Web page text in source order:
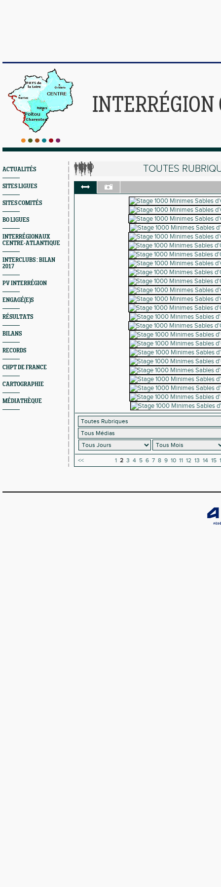
ACTUALITÉS
SITES LIGUES
SITES COMITÉS
BO LIGUES
INTERRÉGIONAUX
CENTRE-ATLANTIQUE
INTERCLUBS : BILAN
2017
PV INTERRÉGION
ENGAGÉ(E)S
RÉSULTATS
BILANS
RECORDS
CHPT DE FRANCE
CARTOGRAPHIE
MÉDIATHÈQUE
TOUTES
<< 1 2 3 4 5 6 7 8 9 10 11 12 13 14 15